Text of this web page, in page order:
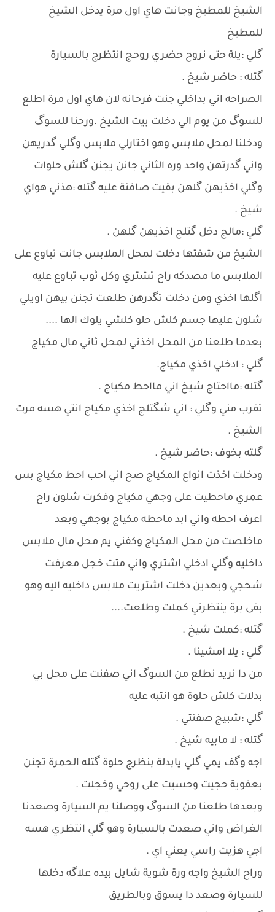
الشيخ للمطبخ وجانت هاي اول مرة يدخل الشيخ
للمطبخ
گلي :يلة حتى نروح حضري روحج انتظرج بالسيارة
گتله : حاضر شيخ .
الصراحه اني بداخلي جنت فرحانه لان هاي اول مرة اطلع
للسوگ من يوم الي دخلت بيت الشيخ .ورحنا للسوگ
ودخلنا لمحل ملابس وهو اختارلي ملابس وگلي گدريهن
واني گدرتهن واحد وره الثاني جانن يجنن گلش حلوات
وگلي اخذيهن گلهن بقيت صافنة عليه گتله :هذني هواي
شيخ .
گلي :مالج دخل گتلج اخذيهن گلهن .
الشيخ من شفتها دخلت لمحل الملابس جانت تباوع على
الملابس ما مصدكه راح تشتري وكل ثوب تباوع عليه
اگلها اخذي ومن دخلت تگدرهن طلعت تجنن بيهن اويلي
شلون عليها جسم كلش حلو كلشي يلوك الها ....
بعدما طلعنا من المحل اخذني لمحل ثاني مال مكياج
گلي : ادخلي اخذي مكياج.
گتله :مااحتاج شيخ اني مااحط مكياج .
تقرب مني وگلي : اني شگتلج اخذي مكياج انتي هسه مرت
الشيخ .
گلته بخوف :حاضر شيخ .
ودخلت اخذت انواع المكياج صح اني احب احط مكياج بس
عمري ماحطيت على وجهي مكياج وفكرت شلون راح
اعرف احطه واني ابد ماحطه مكياج بوجهي وبعد
ماخلصت من محل المكياج وكفني يم محل مال ملابس
داخليه وگلي ادخلي اشتري واني متت خجل معرفت
شحجي وبعدين دخلت اشتريت ملابس داخليه اليه وهو
بقى برة ينتظرني كملت وطلعت....
گتله :كملت شيخ .
گلي : يلا امشينا .
من دا نريد نطلع من السوگ اني صفنت على محل بي
بدلات كلش حلوة هو انتبه عليه
گلي :شبيج صفنتي .
گتله : لا مابيه شيخ .
اجه وگف يمي گلي يابدلة بنظرج حلوة گتله الحمرة تجنن
بعفوية حجيت وحسيت على روحي وخجلت .
وبعدها طلعنا من السوگ ووصلنا يم السيارة وصعدنا
الغراض واني صعدت بالسيارة وهو گلي انتظري هسه
اجي هزيت راسي يعني اي .
وراح الشيخ واجه ورة شوية شايل بيده علاگه دخلها
للسيارة وصعد دا يسوق وبالطريق